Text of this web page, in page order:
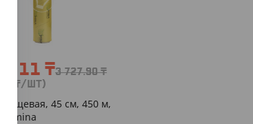
₸3 727.90₸
₸/ШТ)
пищевая, 45 см, 450 м,
Lamina